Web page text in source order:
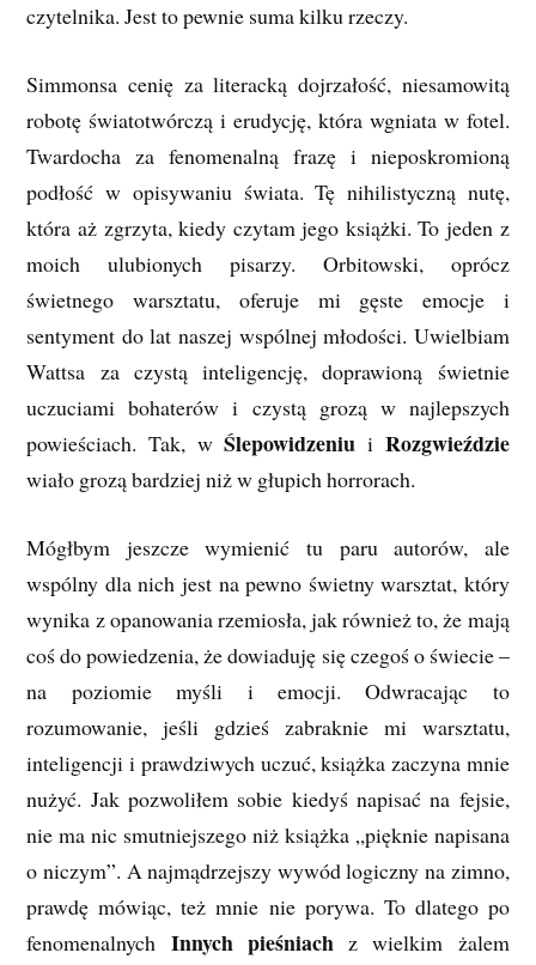
czytelnika. Jest to pewnie suma kilku rzeczy.
Simmonsa cenię za literacką dojrzałość, niesamowitą
robotę światotwórczą i erudycję, która wgniata w fotel.
Twardocha za fenomenalną frazę i nieposkromioną
podłość w opisywaniu świata. Tę nihilistyczną nutę,
która aż zgrzyta, kiedy czytam jego książki. To jeden z
moich ulubionych pisarzy. Orbitowski, oprócz
świetnego warsztatu, oferuje mi gęste emocje i
sentyment do lat naszej wspólnej młodości. Uwielbiam
Wattsa za czystą inteligencję, doprawioną świetnie
uczuciami bohaterów i czystą grozą w najlepszych
powieściach. Tak, wŚlepowidzeniu i Rozgwieździe
wiało grozą bardziej niż w głupich horrorach.
Mógłbym jeszcze wymienić tu paru autorów, ale
wspólny dla nich jest na pewno świetny warsztat, który
wynika z opanowania rzemiosła, jak również to, że mają
coś do powiedzenia, że dowiaduję się czegoś o świecie –
na poziomie myśli i emocji. Odwracając to
rozumowanie, jeśli gdzieś zabraknie mi warsztatu,
inteligencji i prawdziwych uczuć, książka zaczyna mnie
nużyć. Jak pozwoliłem sobie kiedyś napisać na fejsie,
nie ma nic smutniejszego niż książka „pięknie napisana
o niczym”. A najmądrzejszy wywód logiczny na zimno,
prawdę mówiąc, też mnie nie porywa. To dlatego po
fenomenalnych Innych pieśniachz wielkim żalem